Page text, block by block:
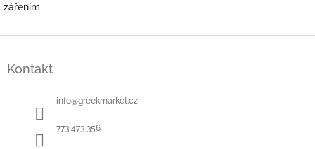
zářením.
Kontakt
info@greekmarket.cz
773 473 356